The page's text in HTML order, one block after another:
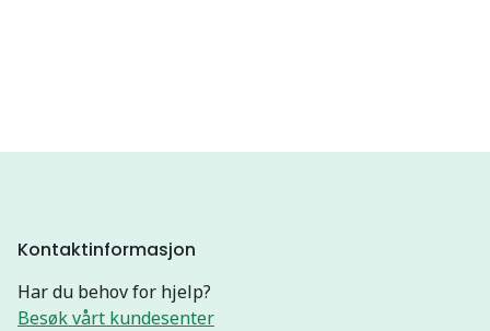
Kontaktinformasjon
Har du behov for hjelp?
Besøk vårt kundesenter